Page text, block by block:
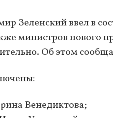
Зеленский ввел в
министров нового
Об этом
Венедиктова;